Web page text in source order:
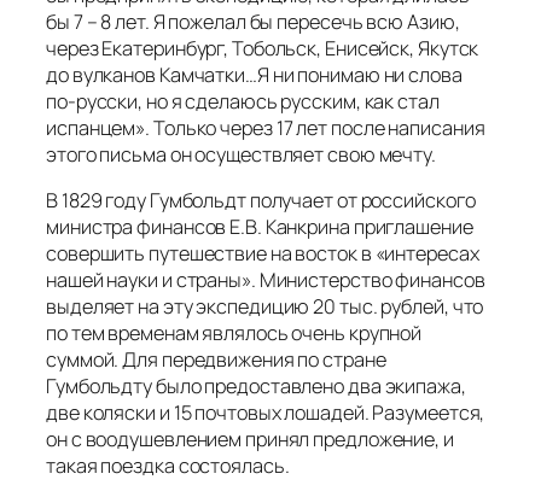
бы 7 – 8 лет. Я пожелал бы пересечь всю Азию,
через Екатеринбург, Тобольск, Енисейск, Якутск
до вулканов Камчатки…Я ни понимаю ни слова
по-русски, но я сделаюсь русским, как стал
испанцем». Только через 17 лет после написания
этого письма он осуществляет свою мечту.
В 1829 году Гумбольдт получает от российского
министра финансов Е.В. Канкрина приглашение
совершить путешествие на восток в «интересах
нашей науки и страны». Министерство финансов
выделяет на эту экспедицию 20 тыс. рублей, что
по тем временам являлось очень крупной
суммой. Для передвижения по стране
Гумбольдту было предоставлено два экипажа,
две коляски и 15 почтовых лошадей. Разумеется,
он с воодушевлением принял предложение, и
такая поездка состоялась.